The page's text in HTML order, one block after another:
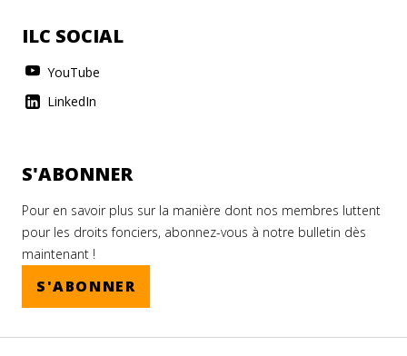
ILC SOCIAL
YouTube
LinkedIn
S'ABONNER
Pour en savoir plus sur la manière dont nos membres luttent
pour les droits fonciers, abonnez-vous à notre bulletin dès
maintenant !
S'ABONNER